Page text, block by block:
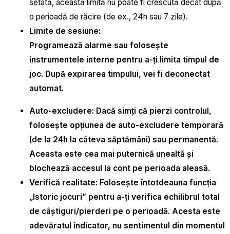
setată, această limită nu poate fi crescută decât după
o perioadă de răcire (de ex., 24h sau 7 zile).
Limite de sesiune:
Programează alarme sau folosește
instrumentele interne pentru a-ți limita timpul de
joc. După expirarea timpului, vei fi deconectat
automat.
Auto-excludere: Dacă simți că pierzi controlul,
folosește opțiunea de auto-excludere temporară
(de la 24h la câteva săptămâni) sau permanentă.
Aceasta este cea mai puternică unealtă și
blochează accesul la cont pe perioada aleasă.
Verifică realitate: Folosește întotdeauna funcția
„Istoric jocuri” pentru a-ți verifica echilibrul total
de câștiguri/pierderi pe o perioadă. Acesta este
adevăratul indicator, nu sentimentul din momentul